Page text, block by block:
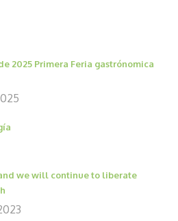
2025 Primera Feria gastrónomica
we will continue to liberate